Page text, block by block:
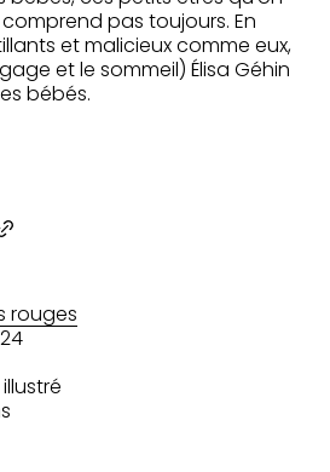
pas toujours. En
et malicieux comme eux,
et le sommeil) Élisa Géhin
bébés.
rouges